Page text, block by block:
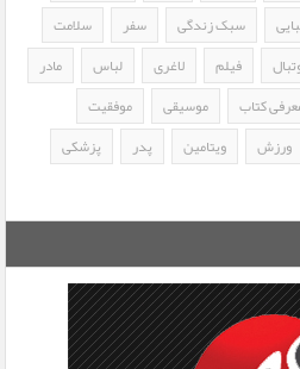
سبک زندگی سفر
سلامت
فیلم لاغری لباس
مادر
کتاب موسیقی
موفقیت
ورزش ویتامین پدر
پزشکی